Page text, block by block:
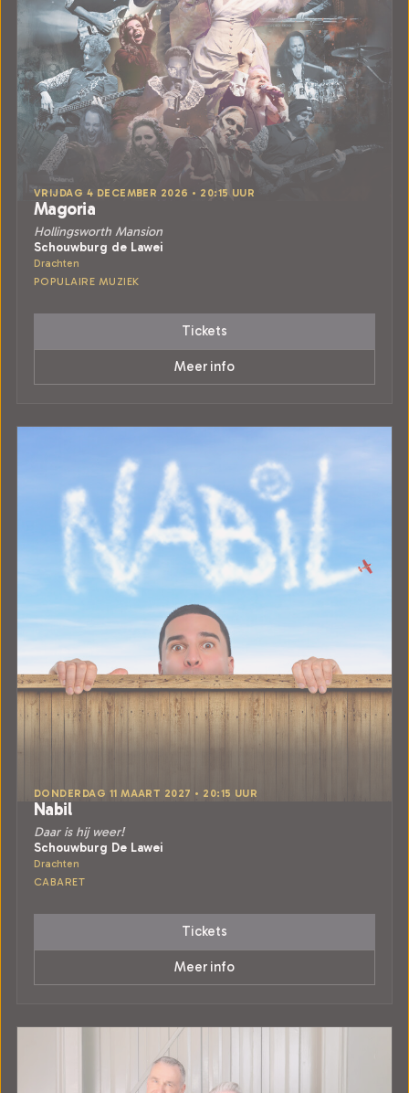
VRIJDAG 4 DECEMBER 2026 • 20:15 UUR
Magoria
Hollingsworth Mansion
Schouwburg de Lawei
Drachten
POPULAIRE MUZIEK
Tickets
Meer info
DONDERDAG 11 MAART 2027 • 20:15 UUR
Nabil
Daar is hij weer!
Schouwburg De Lawei
Drachten
CABARET
Tickets
Meer info